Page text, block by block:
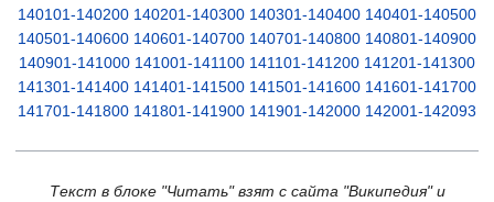
140101-140200 140201-140300 140301-140400 140401-140500
140501-140600 140601-140700 140701-140800 140801-140900
140901-141000 141001-141100 141101-141200 141201-141300
141301-141400 141401-141500 141501-141600 141601-141700
141701-141800 141801-141900 141901-142000 142001-142093
Текст в блоке "Читать" взят с сайта "Википедия" и